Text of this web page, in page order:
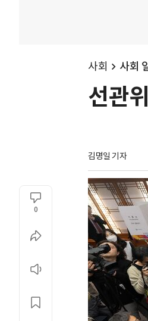
사회 사회
선관
김명일 기자
0